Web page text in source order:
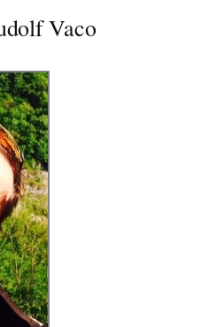
Vaco